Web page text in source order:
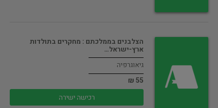
הצלבנים בממלכתם : מחקרים בתולדות
ארץ-ישראל…
גיאוגרפיה
55 ₪
רכישה ישירה